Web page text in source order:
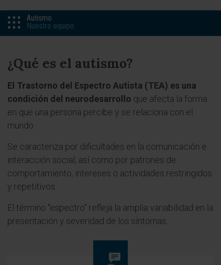
Autismo
Nuestro equipo
¿Qué es el autismo?
El Trastorno del Espectro Autista (TEA) es una
condición del neurodesarrollo que afecta la forma
en que una persona percibe y se relaciona con el
mundo.
Se caracteriza por dificultades en la comunicación e
interacción social, así como por patrones de
comportamiento, intereses o actividades restringidos
y repetitivos.
El término "espectro" refleja la amplia variabilidad en la
presentación y severidad de los síntomas.